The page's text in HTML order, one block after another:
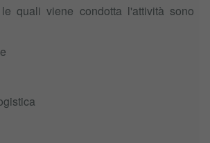
quali viene condotta l'attività sono